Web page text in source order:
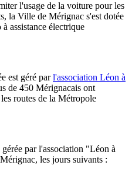
l'usage de la voiture pour les
la Ville de Mérignac s'est dotée
assistance électrique
est géré parl'association Léon à
de 450 Mérignacais ont
routes de la Métropole
gérée par l'association "Léon à
les jours suivants :